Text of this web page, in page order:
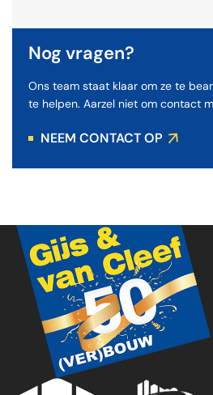
Nog vragen?
Ons team staat klaar om ze te
te helpen. Aarzel niet om contact
NEEM CONTACT OP